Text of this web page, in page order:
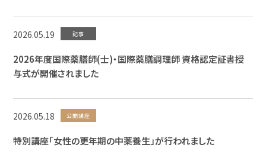
2026.05.19 記事
2026年度国際薬膳師(士)・国際薬膳調理師 資格認定証書授
与式が開催されました
2026.05.18 公開講座
特別講座「女性の更年期の中薬養生」が行われました